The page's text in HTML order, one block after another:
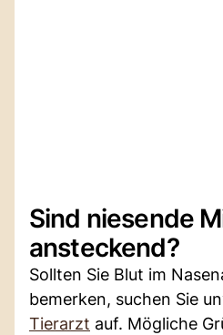
Sind niesende
ansteckend?
Sollten Sie Blut im
bemerken, suchen Sie
Tierarzt auf. Mögliche